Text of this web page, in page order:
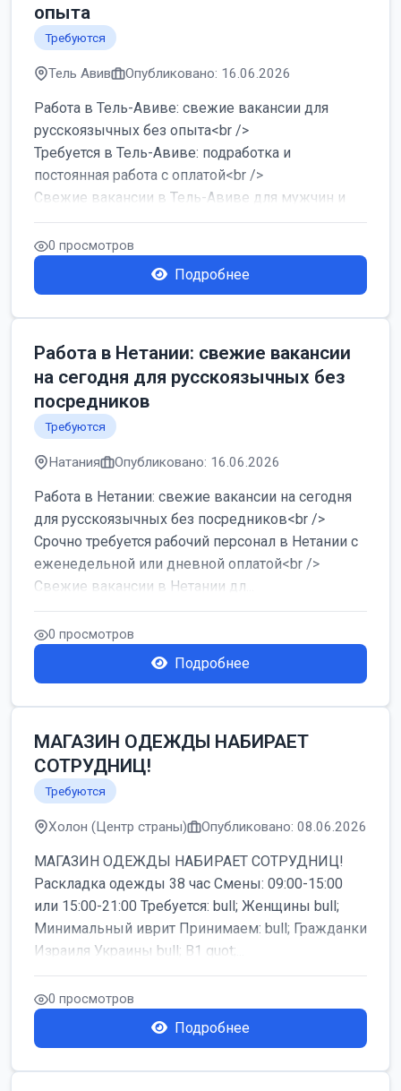
опыта
Требуются
Тель Авив Опубликовано: 16.06.2026
Работа в Тель-Авиве: свежие вакансии для
русскоязычных без опыта<br />
Требуется в Тель-Авиве: подработка и
постоянная работа с оплатой<br />
Свежие вакансии в Тель-Авиве для мужчин и
женщин от хозя...
0 просмотров
Подробнее
Работа в Нетании: свежие вакансии
на сегодня для русскоязычных без
посредников
Требуются
Натания Опубликовано: 16.06.2026
Работа в Нетании: свежие вакансии на сегодня
для русскоязычных без посредников<br />
Срочно требуется рабочий персонал в Нетании с
еженедельной или дневной оплатой<br />
Свежие вакансии в Нетании дл...
0 просмотров
Подробнее
МАГАЗИН ОДЕЖДЫ НАБИРАЕТ
СОТРУДНИЦ!
Требуются
Холон (Центр страны) Опубликовано: 08.06.2026
МАГАЗИН ОДЕЖДЫ НАБИРАЕТ СОТРУДНИЦ!
Раскладка одежды 38 час Смены: 09:00-15:00
или 15:00-21:00 Требуется: bull; Женщины bull;
Минимальный иврит Принимаем: bull; Гражданки
Израиля Украины bull; B1 quot;...
0 просмотров
Подробнее